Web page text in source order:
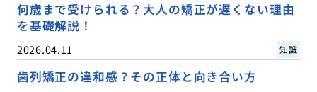
何歳まで受けられる？大人の矯正が遅くない理由
を基礎解説！
2026.04.11 知識
歯列矯正の違和感？その正体と向き合い方